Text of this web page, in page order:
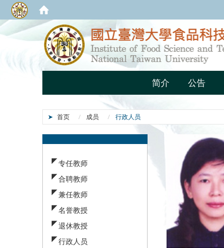
简介 公告
首页 成员 行政人员
专任教师
合聘教师
兼任教师
名誉教授
退休教授
行政人员